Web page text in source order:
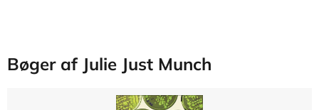
Bøger af Julie Just Munch